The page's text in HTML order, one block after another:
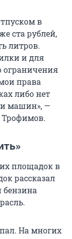
в
ста рублей,
литров.
и для
ограничения
права
либо нет
машин», —
Трофимов.
площадок в
рассказал
бензина
На многих